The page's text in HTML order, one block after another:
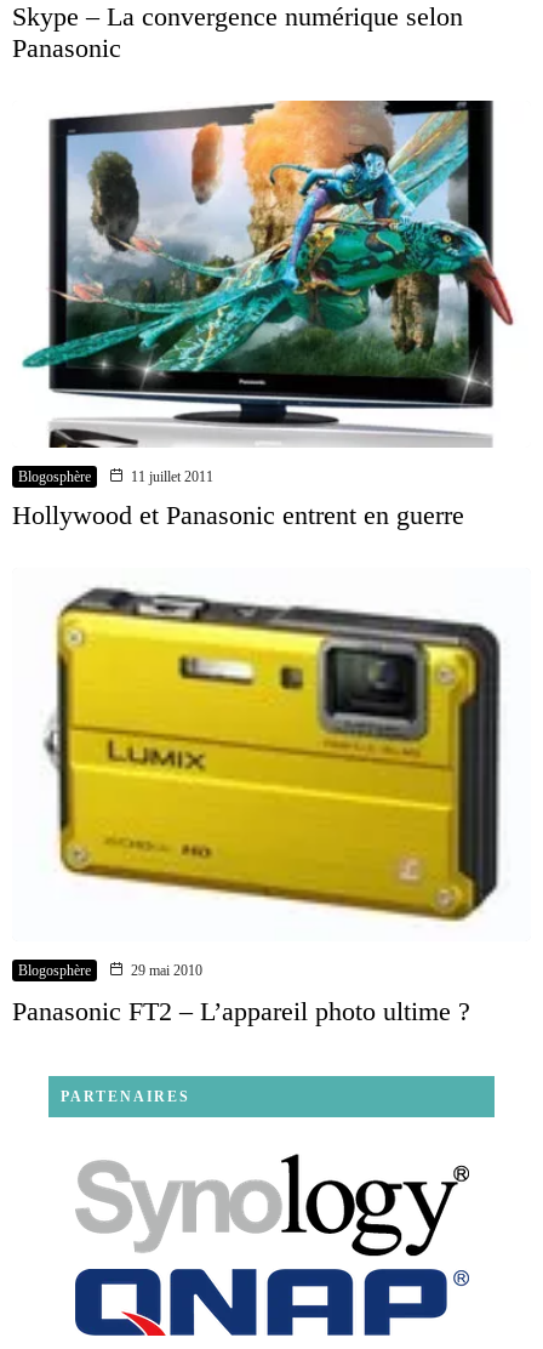
Skype – La convergence numérique selon
Panasonic
Blogosphère 11 juillet 2011
Hollywood et Panasonic entrent en guerre
Blogosphère 29 mai 2010
Panasonic FT2 – L’appareil photo ultime ?
PARTENAIRES